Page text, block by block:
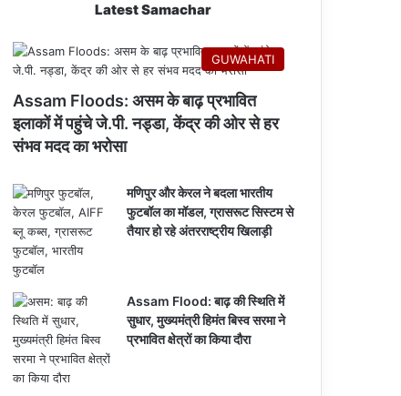
Latest Samachar
GUWAHATI
Assam Floods: असम के बाढ़ प्रभावित
इलाकों में पहुंचे जे.पी. नड्डा, केंद्र की ओर से हर
संभव मदद का भरोसा
मणिपुर और केरल ने बदला भारतीय
फुटबॉल का मॉडल, ग्रासरूट सिस्टम से
तैयार हो रहे अंतरराष्ट्रीय खिलाड़ी
Assam Flood: बाढ़ की स्थिति में
सुधार, मुख्यमंत्री हिमंत बिस्व सरमा ने
प्रभावित क्षेत्रों का किया दौरा